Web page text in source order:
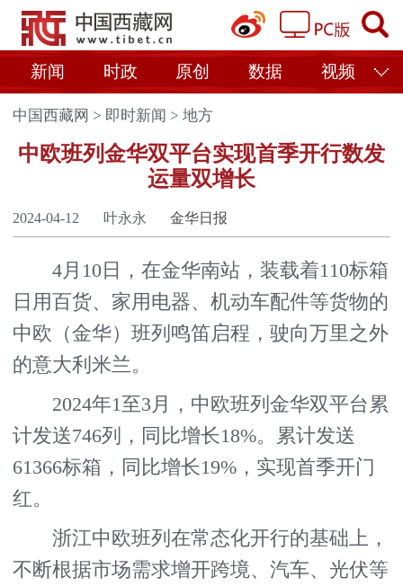
新闻 时政 原创 数据 视频
中国西藏网 > 即时新闻 >地方
中欧班列金华双平台实现首季开行数发
运量双增长
2024-04-12 叶永永 金华日报
4月10日，在金华南站，装载着110标箱
日用百货、家用电器、机动车配件等货物的
中欧（金华）班列鸣笛启程，驶向万里之外
的意大利米兰。
2024年1至3月，中欧班列金华双平台累
计发送746列，同比增长18%。累计发送
61366标箱，同比增长19%，实现首季开门
红。
浙江中欧班列在常态化开行的基础上，
不断根据市场需求增开跨境、汽车、光伏等